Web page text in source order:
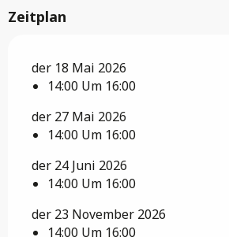
Zeitplan
der 18 Mai 2026
14:00 Um 16:00
der 27 Mai 2026
14:00 Um 16:00
der 24 Juni 2026
14:00 Um 16:00
der 23 November 2026
14:00 Um 16:00